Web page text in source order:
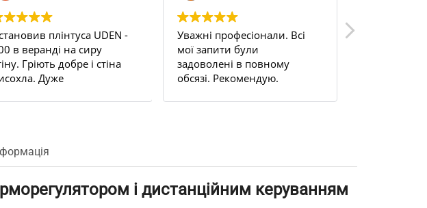
плінтуса UDEN -
в веранді на сиру
Гріють добре і стіна
Дуже
Уважні професіонали. Всі
мої запити були
задоволені в повному
обсязі. Рекомендую.
і дистанційним керуванням